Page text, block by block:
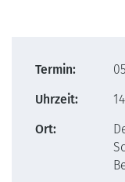
Termin:
Uhrzeit:
Ort: